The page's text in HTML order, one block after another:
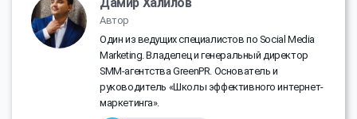
Дамир Халилов
Автор
Один из ведущих специалистов по Social Media
Marketing. Владелец и генеральный директор
SMM-агентства GreenPR. Основатель и
руководитель «Школы эффективного интернет-
маркетинга».